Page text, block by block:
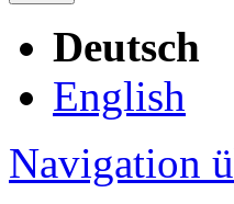
Deutsch
English
Navigation